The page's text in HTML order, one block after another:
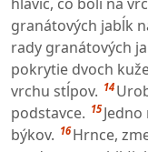
granátových jabĺk
rady granátových
pokrytie dvoch
vrchu stĺpov. 14
podstavce. 15
býkov. 16 Hrnce,